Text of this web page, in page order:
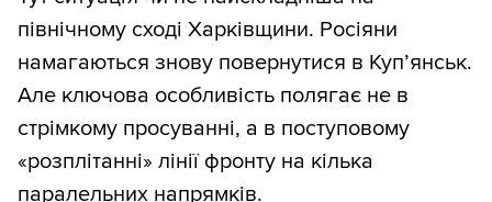
північному сході Харківщини. Росіяни
намагаються знову повернутися в Купʼянськ.
Але ключова особливість полягає не в
стрімкому просуванні, а в поступовому
«розплітанні» лінії фронту на кілька
паралельних напрямків.